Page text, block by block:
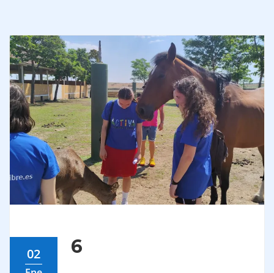
02 6